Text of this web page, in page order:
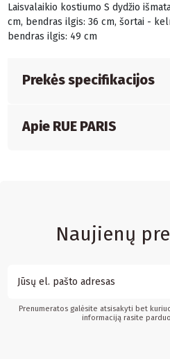
Laisvalaikio kostiumo S dydžio
cm, bendras ilgis: 36 cm, šortai -
bendras ilgis: 49 cm
Prekės specifikacijos
Apie RUE PARIS
Naujienų
Prenumeratos galėsite atsisakyti bet
informaciją rasite